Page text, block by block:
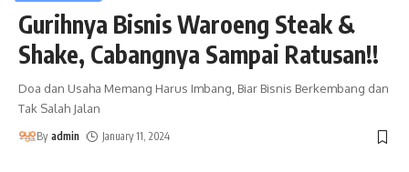
Gurihnya Bisnis Waroeng Steak &
Shake, Cabangnya Sampai Ratusan!!
Doa dan Usaha Memang Harus Imbang, Biar Bisnis Berkembang dan
Tak Salah Jalan
By admin January 11, 2024